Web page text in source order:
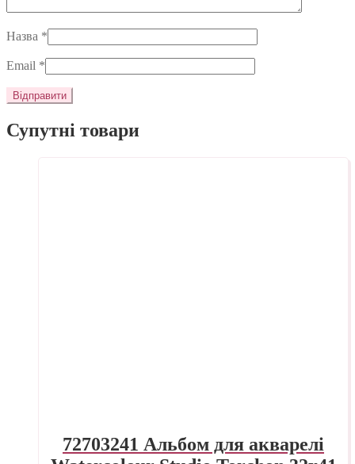
Назва *
Email *
Супутні товари
72703241 Альбом для акварелі